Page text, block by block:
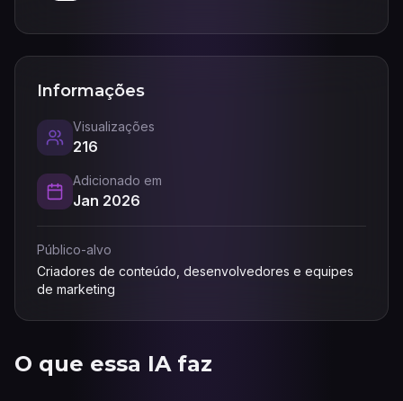
O que essa IA faz
Informações
Visualizações
216
Adicionado em
Jan 2026
Público-alvo
Criadores de conteúdo, desenvolvedores e equipes
de marketing